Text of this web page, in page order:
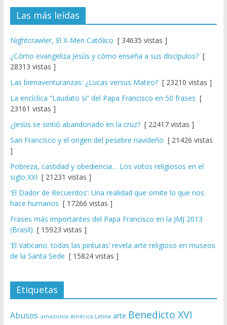
Las más leídas
Nightcrawler, El X-Men Católico [ 34635 vistas ]
¿Cómo evangeliza Jesús y cómo enseña a sus discípulos?[
28313 vistas ]
Las bienaventuranzas: ¿Lucas versus Mateo?[ 23210 vistas ]
La encíclica “Laudato si” del Papa Francisco en 50 frases [
23161 vistas ]
¿Jesús se sintió abandonado en la cruz?[ 22417 vistas ]
San Francisco y el origen del pesebre navideño [ 21426 vistas
]
Pobreza, castidad y obediencia… Los votos religiosos en el
siglo XXI [ 21231 vistas ]
‘El Dador de Recuerdos’: Una realidad que omite lo que nos
hace humanos [ 17266 vistas ]
Frases más importantes del Papa Francisco en la JMJ 2013
(Brasil) [ 15923 vistas ]
‘El Vaticano: todas las pinturas’ revela arte religioso en museos
de la Santa Sede [ 15824 vistas ]
Etiquetas
Abusos amazonía América Latina arte Benedicto XVI